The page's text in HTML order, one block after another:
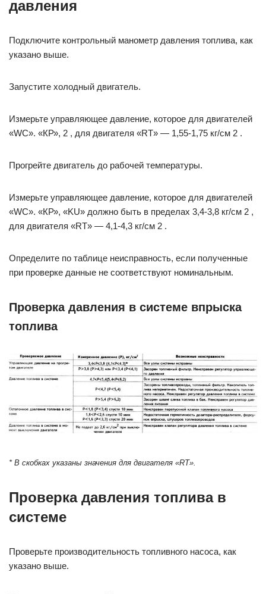
давления
Подключите контрольный манометр давления топлива, как
указано выше.
Запустите холодный двигатель.
Измерьте управляющее давление, которое для двигателей
«WC». «КР», 2 , для двигателя «RT» — 1,55-1,75 кг/см 2 .
Прогрейте двигатель до рабочей температуры.
Измерьте управляющее давление, которое для двигателей
«WC». «КР», «KU» должно быть в пределах 3,4-3,8 кг/см 2 ,
для двигателя «RT» — 4,1-4,3 кг/см 2 .
Определите по таблице неисправность, если полученные
при проверке данные не соответствуют номинальным.
Проверка давления в системе впрыска
топлива
* В скобках указаны значения для двигателя «RT».
Проверка давления топлива в
системе
Проверьте производительность топливного насоса, как
указано выше.